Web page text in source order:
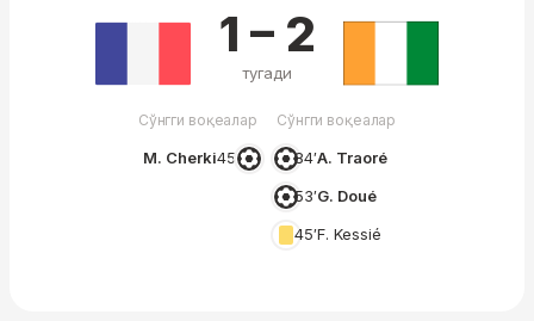
Сўнгги воқеалар
M. Cherki45′
1 – 2
тугади
Сўнгги воқеалар
84′A. Traoré
53′G. Doué
45′F. Kessié